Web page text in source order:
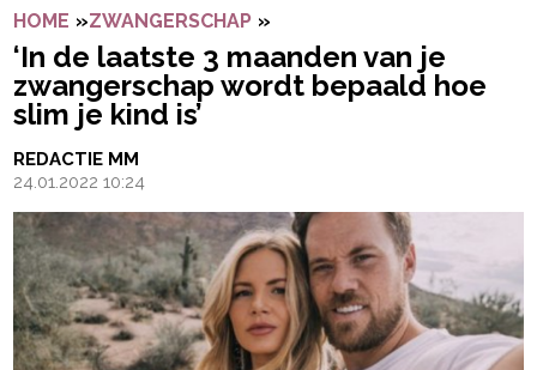
HOME »ZWANGERSCHAP »
‘In de laatste 3 maanden van je
zwangerschap wordt bepaald hoe
slim je kind is’
REDACTIE MM
24.01.2022 10:24